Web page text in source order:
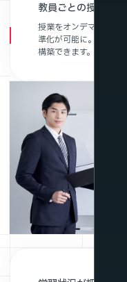
教員ごとの授業内容
授業をオンデマンド化
準化が可能に。授業内
構築できます。